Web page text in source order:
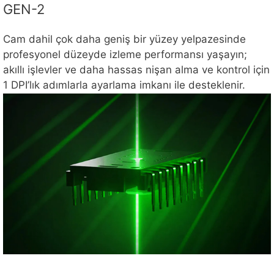
GEN-2
Cam dahil çok daha geniş bir yüzey yelpazesinde
profesyonel düzeyde izleme performansı yaşayın;
akıllı işlevler ve daha hassas nişan alma ve kontrol için
1 DPI’lık adımlarla ayarlama imkanı ile desteklenir.